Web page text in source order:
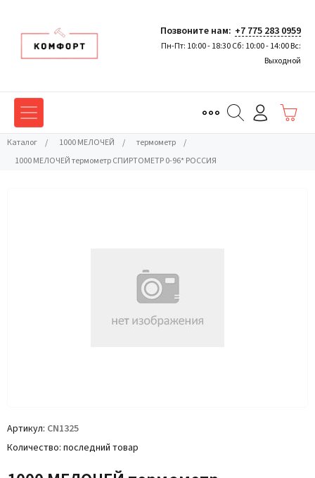
Позвоните нам: +7 775 283 0959
Пн-Пт: 10:00 - 18:30 Сб: 10:00 - 14:00 Вс:
Выходной
Каталог / 1000 МЕЛОЧЕЙ / термометр
/
1000 МЕЛОЧЕЙ термометр СПИРТОМЕТР 0-96* РОССИЯ
Артикул CN1325
Количество последний товар